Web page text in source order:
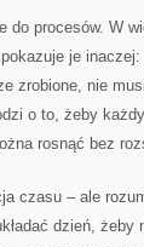
do procesów. W
je
zrobione, nie
o to, żeby
rosnąć bez
czasu – ale
dzień,